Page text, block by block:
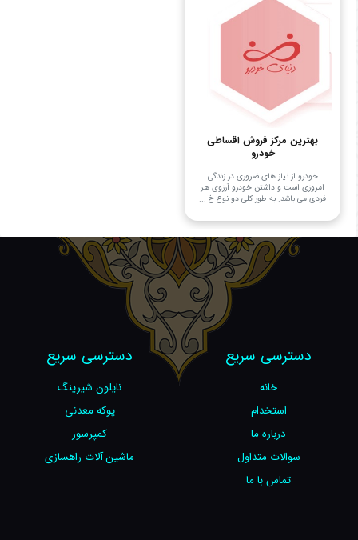
بهترین مرکز فروش اقساطی
خودرو
خودرو از نیاز های ضروری در زندگی
امروزی است و داشتن خودرو آرزوی هر
فردی می باشد. به طور کلی دو نوع خ ...
دسترسی سریع
خانه
استخدام
درباره ما
سوالات متداول
تماس با ما
دسترسی سریع
نایلون شیرینگ
پوکه معدنی
کمپرسور
ماشین آلات راهسازی